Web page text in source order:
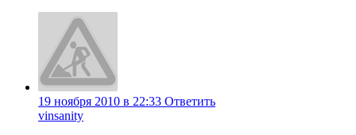
19 ноября 2010 в 22:33 Ответить
vinsanity